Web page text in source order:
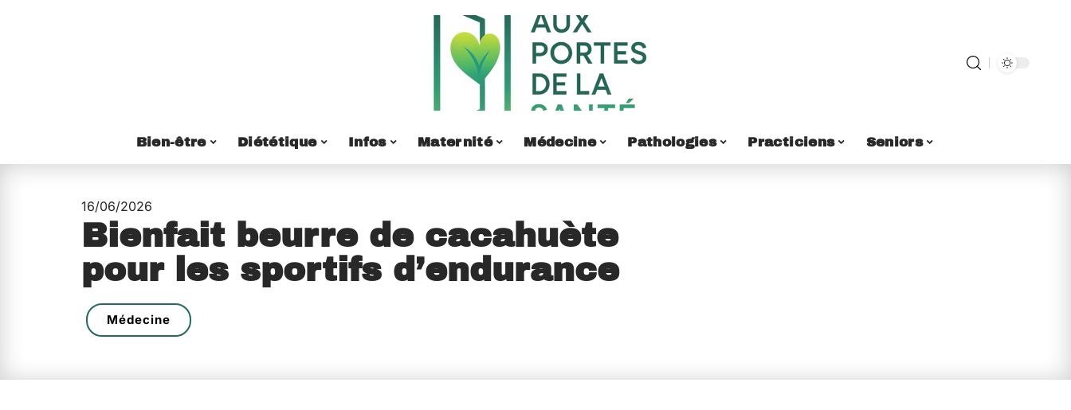
Bien-être Diététique Infos Maternité Médecine Pathologies Practiciens Seniors
16/06/2026
Bienfait beurre de cacahuète
pour les sportifs d’endurance
Médecine